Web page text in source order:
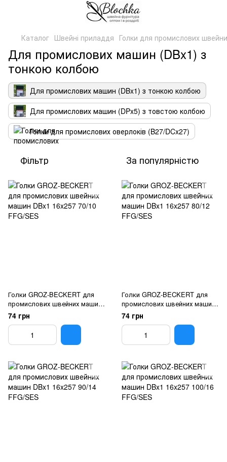
Каталог Швейні приладдя Голки для промислових
Для промислових машин (DBx1) з
тонкою колбою
Для промислових машин (DBx1) з тонкою колбою
Для промислових машин (DPx5) з товстою колбою
Голки для промислових оверлоків (B27/DCx27)
Фільтр За популярністю
Голки GROZ-BECKERT для
промислових швейних машин
DBx1 16x257 70/10 FFG/SES
74 грн
Голки GROZ-BECKERT для
промислових швейних машин
DBx1 16x257 80/12 FFG/SES
74 грн